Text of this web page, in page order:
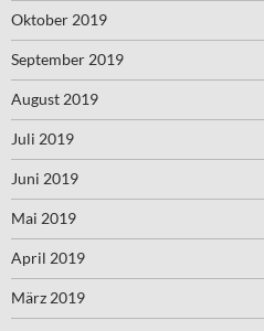
Oktober 2019
September 2019
August 2019
Juli 2019
Juni 2019
Mai 2019
April 2019
März 2019